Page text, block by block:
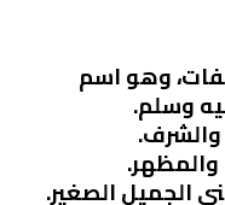
وهو اسم
وسلم.
والشرف.
الجميل الصغير.